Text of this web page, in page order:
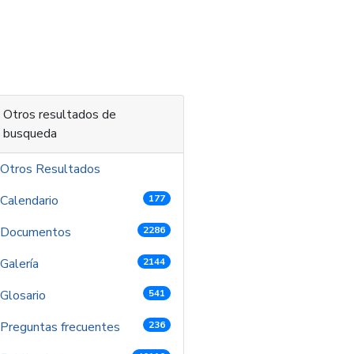
Otros resultados de
busqueda
Otros Resultados
Calendario
177
Documentos 2286
Galería 2144
Glosario 541
Preguntas frecuentes 236